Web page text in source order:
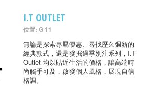
I.T OUTLET
位置: G 11
無論是探索專屬優惠、尋找歷久彌新的
經典款式，還是發掘過季別注系列，I.T
Outlet 均以貼近生活的價格，讓高端時
尚觸手可及，啟發個人風格，展現自信
格調。